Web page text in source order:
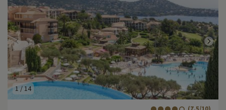
1 /14